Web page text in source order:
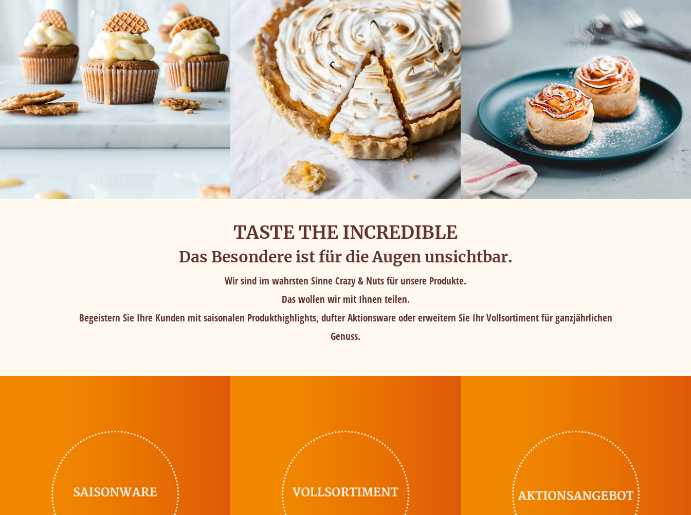
TASTE THE INCREDIBLE
Das Besondere ist für die Augen unsichtbar.
Wir sind im wahrsten Sinne Crazy & Nuts für unsere Produkte.
Das wollen wir mit Ihnen teilen.
Begeistern Sie Ihre Kunden mit saisonalen Produkthighlights, dufter Aktionsware oder erweitern Sie Ihr Vollsortiment für ganzjährlichen
Genuss.
Geschwindigkeitsoptimierung und für unsere Chat-Funktion verwenden wir Cookies. Durch Bestätigen des
Buttons 'Alle akzeptieren' stimmen Sie der Verwendung zu. Über den Button 'Konfigurieren' können Sie
auswählen, welche Cookies Sie zulassen wollen. Weitere Informationen erhalten Sie in unserer
Datenschutzerklärung